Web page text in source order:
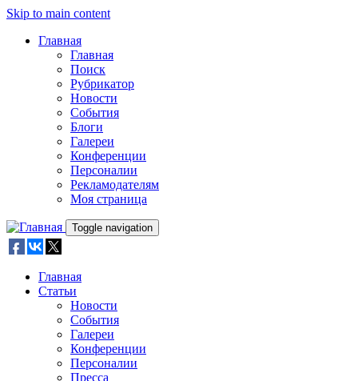
Skip to main content
Главная
Главная
Поиск
Рубрикатор
Новости
События
Блоги
Галереи
Конференции
Персоналии
Рекламодателям
Моя страница
Toggle navigation
Главная
Статьи
Новости
События
Галереи
Конференции
Персоналии
Пресса